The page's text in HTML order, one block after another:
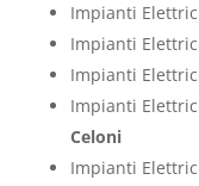
Impianti
Impianti
Impianti
Impianti
Celoni
Impianti